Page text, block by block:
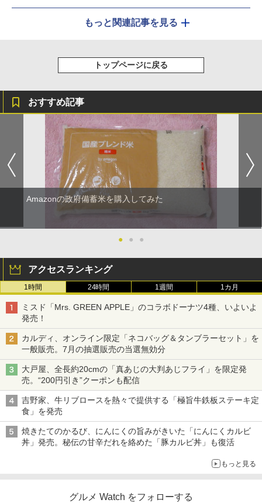
もっと関連記事を見る
トップページに戻る
おすすめ記事
Amazonの政府備蓄米を購入してみた
● ● ●
アクセスランキング
1時間 24時間 1週間 1カ月
ミスド「Mrs. GREEN APPLE」のコラボドーナツ4種、いよいよ
発売！
カルディ、オンライン限定「ネコバッグ＆タンブラーセット」を
一般販売。7月の抽選販売の当選無効分
大戸屋、全長約20cmの「真あじの大判あじフライ」を限定発
売。“200円引き”クーポンも配信
吉野家、牛リブロースを熱々で提供する「極旨牛鉄板ステーキ定
食」を発売
焼きたてのかるび、にんにくの旨みがきいた「にんにくカルビ
丼」発売。秘伝の甘辛だれを絡めた「豚カルビ丼」も復活
もっと見る
グルメ Watch をフォローする